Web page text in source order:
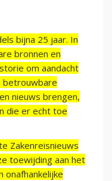
bijna 25 jaar. In
bronnen en
om aandacht
betrouwbare
nieuws brengen,
die er echt toe
Zakenreisnieuws
toewijding aan het
onafhankelijke